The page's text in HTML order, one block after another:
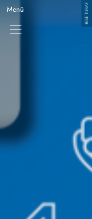
Menü Copyright
TUBAF